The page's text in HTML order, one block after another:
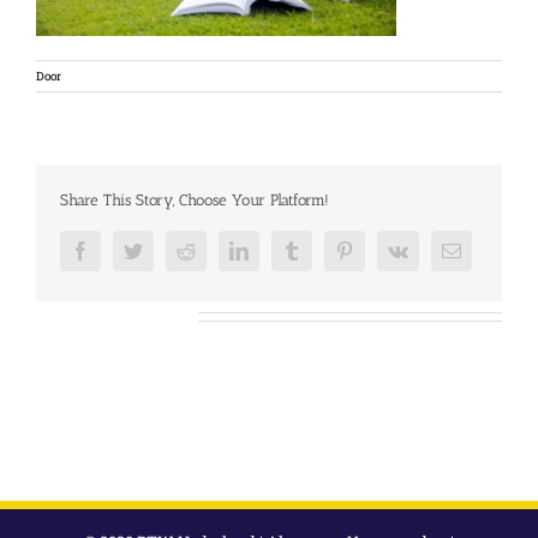
Door
Share This Story, Choose Your Platform!
FacebookTwitterRedditLinkedInTumblr PinterestVk
E-